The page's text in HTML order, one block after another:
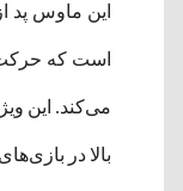
این ماوس پد
است که
می‌کند. این
بالا در